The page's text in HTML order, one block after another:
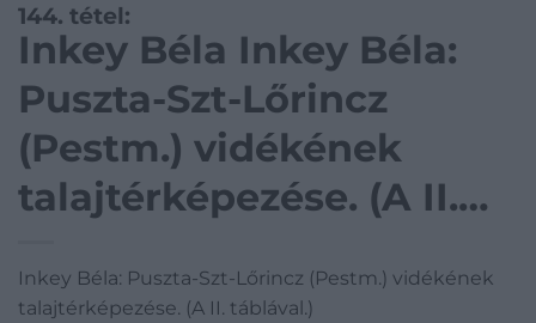
144. tétel:
Inkey Béla Inkey Béla:
Puszta-Szt-Lőrincz
(Pestm.) vidékének
talajtérképezése. (A II.
Inkey Béla: Puszta-Szt-Lőrincz (Pestm.) vidékének
talajtérképezése. (A II. táblával.)